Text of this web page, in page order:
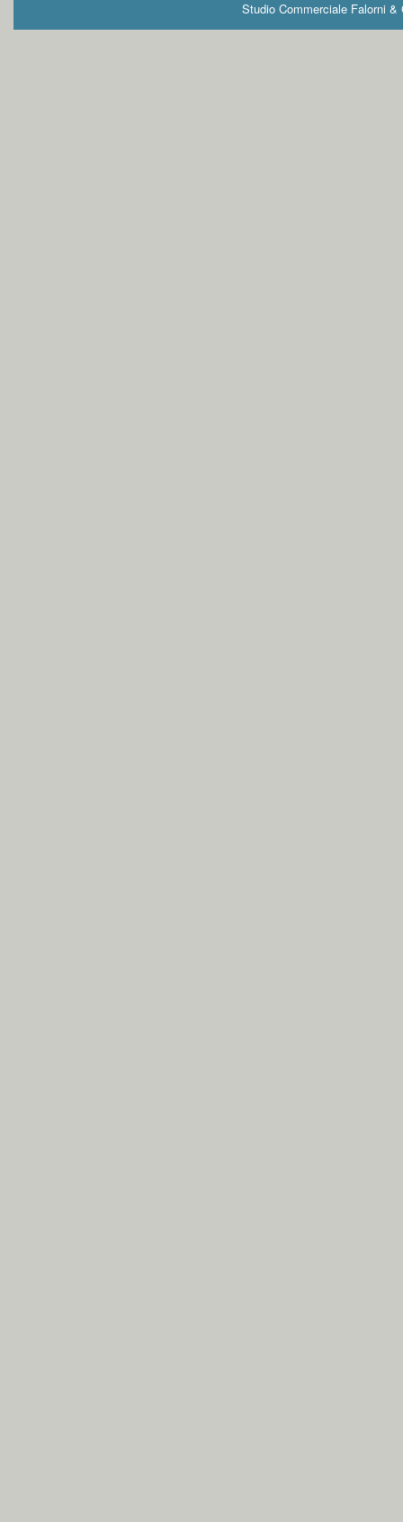
Studio Commerciale Falorni